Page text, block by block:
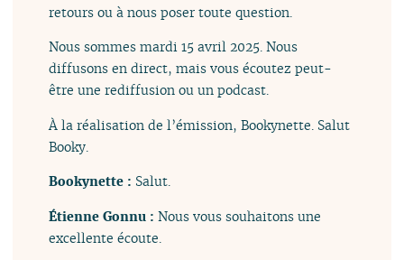
retours ou à nous poser toute question.
Nous sommes mardi 15 avril 2025. Nous
diffusons en direct, mais vous écoutez peut-
être une rediffusion ou un podcast.
À la réalisation de l’émission, Bookynette. Salut
Booky.
Bookynette : Salut.
Étienne Gonnu :Nous vous souhaitons une
excellente écoute.